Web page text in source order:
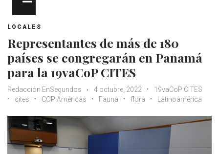
LOCALES
Representantes de más de 180
países se congregarán en Panamá
para la 19vaCoP CITES
Redacción EnSegundos 4 octubre, 2022
19vaCoP CITES
cites
COP Américas Fauna flora Latinoamérica